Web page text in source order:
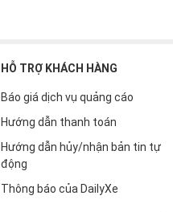
HỖ TRỢ KHÁCH HÀNG
Báo giá dịch vụ quảng cáo
Hướng dẫn thanh toán
Hướng dẫn hủy/nhận bản tin tự
động
Thông báo của DailyXe